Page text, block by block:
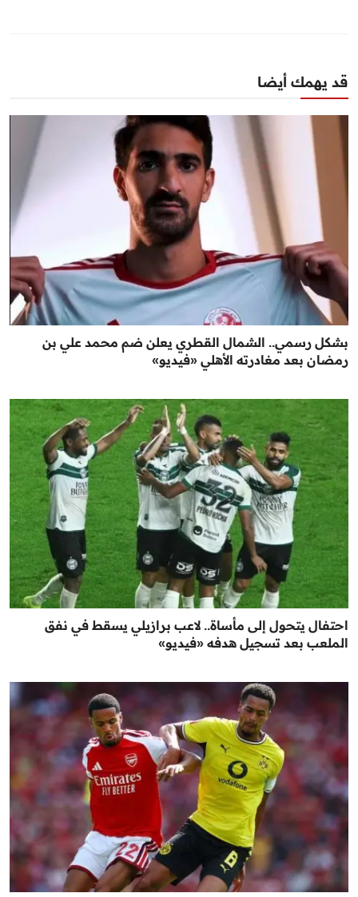
قد يهمك أيضا
بشكل رسمي.. الشمال القطري يعلن ضم محمد علي بن
رمضان بعد مغادرته الأهلي «فيديو»
احتفال يتحول إلى مأساة.. لاعب برازيلي يسقط في نفق
الملعب بعد تسجيل هدفه «فيديو»